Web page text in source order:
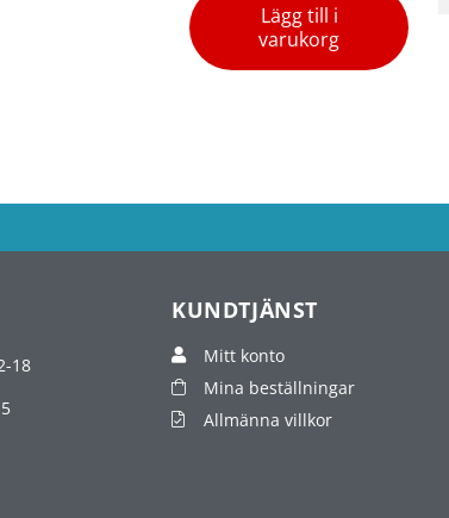
Lägg till i
varukorg
18
KUNDTJÄNST
Mitt konto
Mina beställningar
Allmänna villkor